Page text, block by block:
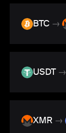
BTC →
USDT →
XMR →